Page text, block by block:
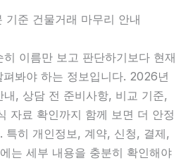
준 건물거래 마무리 안내
이름만 보고 판단하기보다 현재
봐야 하는 정보입니다. 2026년
, 상담 전 준비사항, 비교 기준,
자료 확인까지 함께 보면 더 안정
특히 개인정보, 계약, 신청, 결제,
는 세부 내용을 충분히 확인해야